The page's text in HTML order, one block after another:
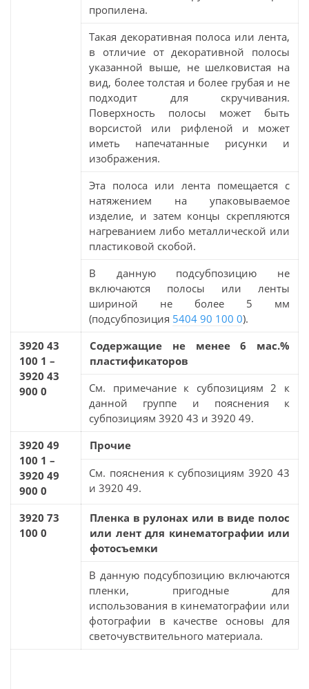
пропилена.
Такая декоративная полоса или лента,
в отличие от декоративной полосы
указанной выше, не шелковистая на
вид, более толстая и более грубая и не
подходит для скручивания.
Поверхность полосы может быть
ворсистой или рифленой и может
иметь напечатанные рисунки и
изображения.
Эта полоса или лента помещается с
натяжением на упаковываемое
изделие, и затем концы скрепляются
нагреванием либо металлической или
пластиковой скобой.
В данную подсубпозицию не
включаются полосы или ленты
шириной не более 5 мм
(подсубпозиция 5404 90 100 0).
3920 43
100 1 –
3920 43
900 0
Содержащие не менее 6 мас.%
пластификаторов
См. примечание к субпозициям 2 к
данной группе и пояснения к
субпозициям 3920 43 и 3920 49.
3920 49
100 1 –
3920 49
900 0
Прочие
См. пояснения к субпозициям 3920 43
и 3920 49.
3920 73
100 0
Пленка в рулонах или в виде полос
или лент для кинематографии или
фотосъемки
В данную подсубпозицию включаются
пленки, пригодные для
использования в кинематографии или
фотографии в качестве основы для
светочувствительного материала.